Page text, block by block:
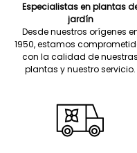
Especialistas en plantas
jardín
Desde nuestros orígenes
1950, estamos
con la calidad de nuestras
plantas y nuestro servicio.